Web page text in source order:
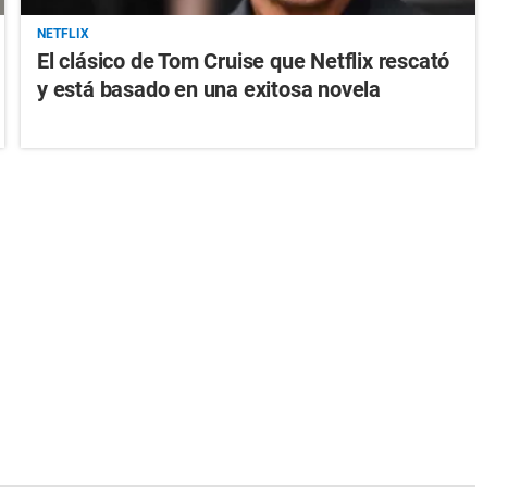
NETFLIX
El clásico de Tom Cruise que Netflix rescató
y está basado en una exitosa novela